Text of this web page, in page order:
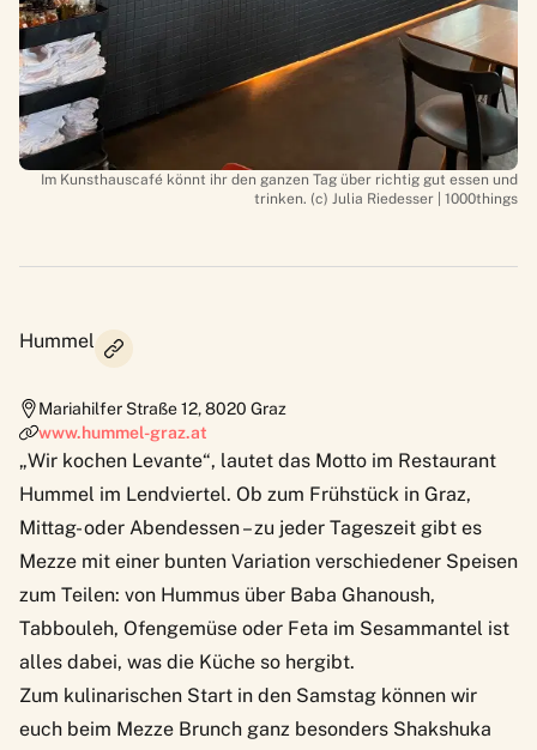
Im Kunsthauscafé könnt ihr den ganzen Tag über richtig gut essen und
trinken. (c) Julia Riedesser | 1000things
Hummel
Mariahilfer Straße 12,8020 Graz
www.hummel-graz.at
„Wir kochen Levante“, lautet das Motto im Restaurant
Hummel im Lendviertel. Ob zum Frühstück in Graz,
Mittag- oder Abendessen – zu jeder Tageszeit gibt es
Mezze mit einer bunten Variation verschiedener Speisen
zum Teilen: von Hummus über Baba Ghanoush,
Tabbouleh, Ofengemüse oder Feta im Sesammantel ist
alles dabei, was die Küche so hergibt.
Zum kulinarischen Start in den Samstag können wir
euch beim Mezze Brunch ganz besonders Shakshuka